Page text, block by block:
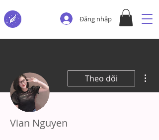
Đăng nhập
Theo dõi
Vian Nguyen